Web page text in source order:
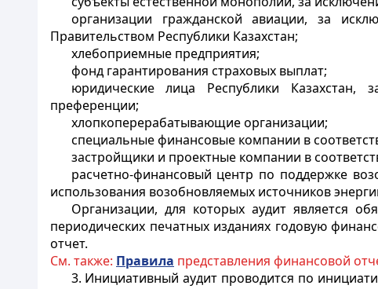
организации гражданской авиации, за
Правительством Республики Казахстан;
хлебоприемные предприятия;
фонд гарантирования страховых выплат;
юридические лица Республики Казахстан,
преференции;
хлопкоперерабатывающие организации;
специальные финансовые компании в
застройщики и проектные компании в
расчетно-финансовый центр по поддержке
использования возобновляемых источников
Организации, для которых аудит является
периодических печатных изданиях годовую
отчет.
См. также: Правила представления финансовой
3. Инициативный аудит проводится по